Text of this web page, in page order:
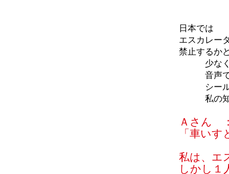
日本では
エスカレー
禁止するか
少なく
音声で「
シールな
私の知る
Ａさん
「車い
私は、エ
しかし１